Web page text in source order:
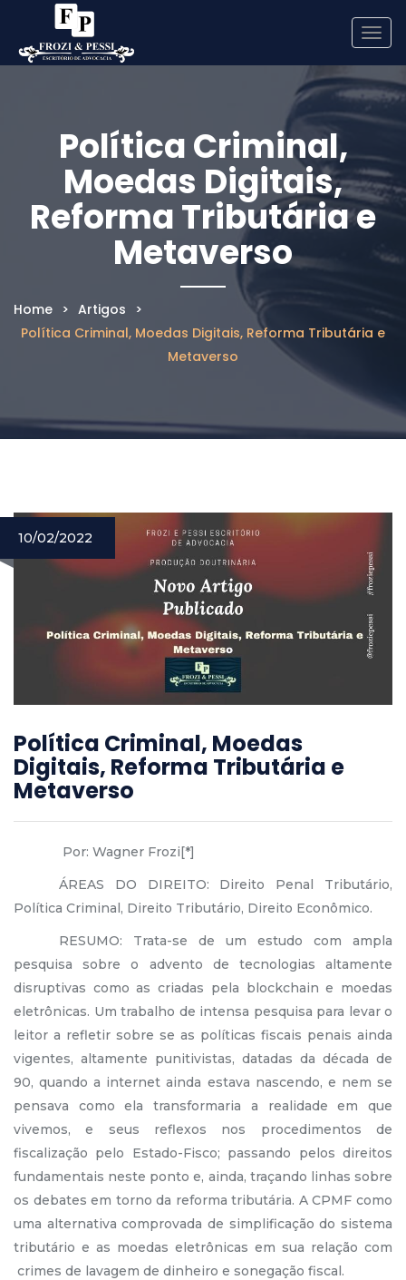
Política Criminal,
Moedas Digitais,
Reforma Tributária e
Metaverso
Home > Artigos
>
Política Criminal, Moedas Digitais, Reforma Tributária e
Metaverso
10/02/2022
Política Criminal, Moedas
Digitais, Reforma Tributária e
Metaverso
Por: Wagner Frozi[*]
ÁREAS DO DIREITO: Direito Penal Tributário,
Política Criminal, Direito Tributário, Direito Econômico.
RESUMO: Trata-se de um estudo com ampla
pesquisa sobre o advento de tecnologias altamente
disruptivas como as criadas pela blockchain e moedas
eletrônicas. Um trabalho de intensa pesquisa para levar o
leitor a refletir sobre se as políticas fiscais penais ainda
vigentes, altamente punitivistas, datadas da década de
90, quando a internet ainda estava nascendo, e nem se
pensava como ela transformaria a realidade em que
vivemos, e seus reflexos nos procedimentos de
fiscalização pelo Estado-Fisco; passando pelos direitos
fundamentais neste ponto e, ainda, traçando linhas sobre
os debates em torno da reforma tributária. A CPMF como
uma alternativa comprovada de simplificação do sistema
tributário e as moedas eletrônicas em sua relação com
crimes de lavagem de dinheiro e sonegação fiscal.